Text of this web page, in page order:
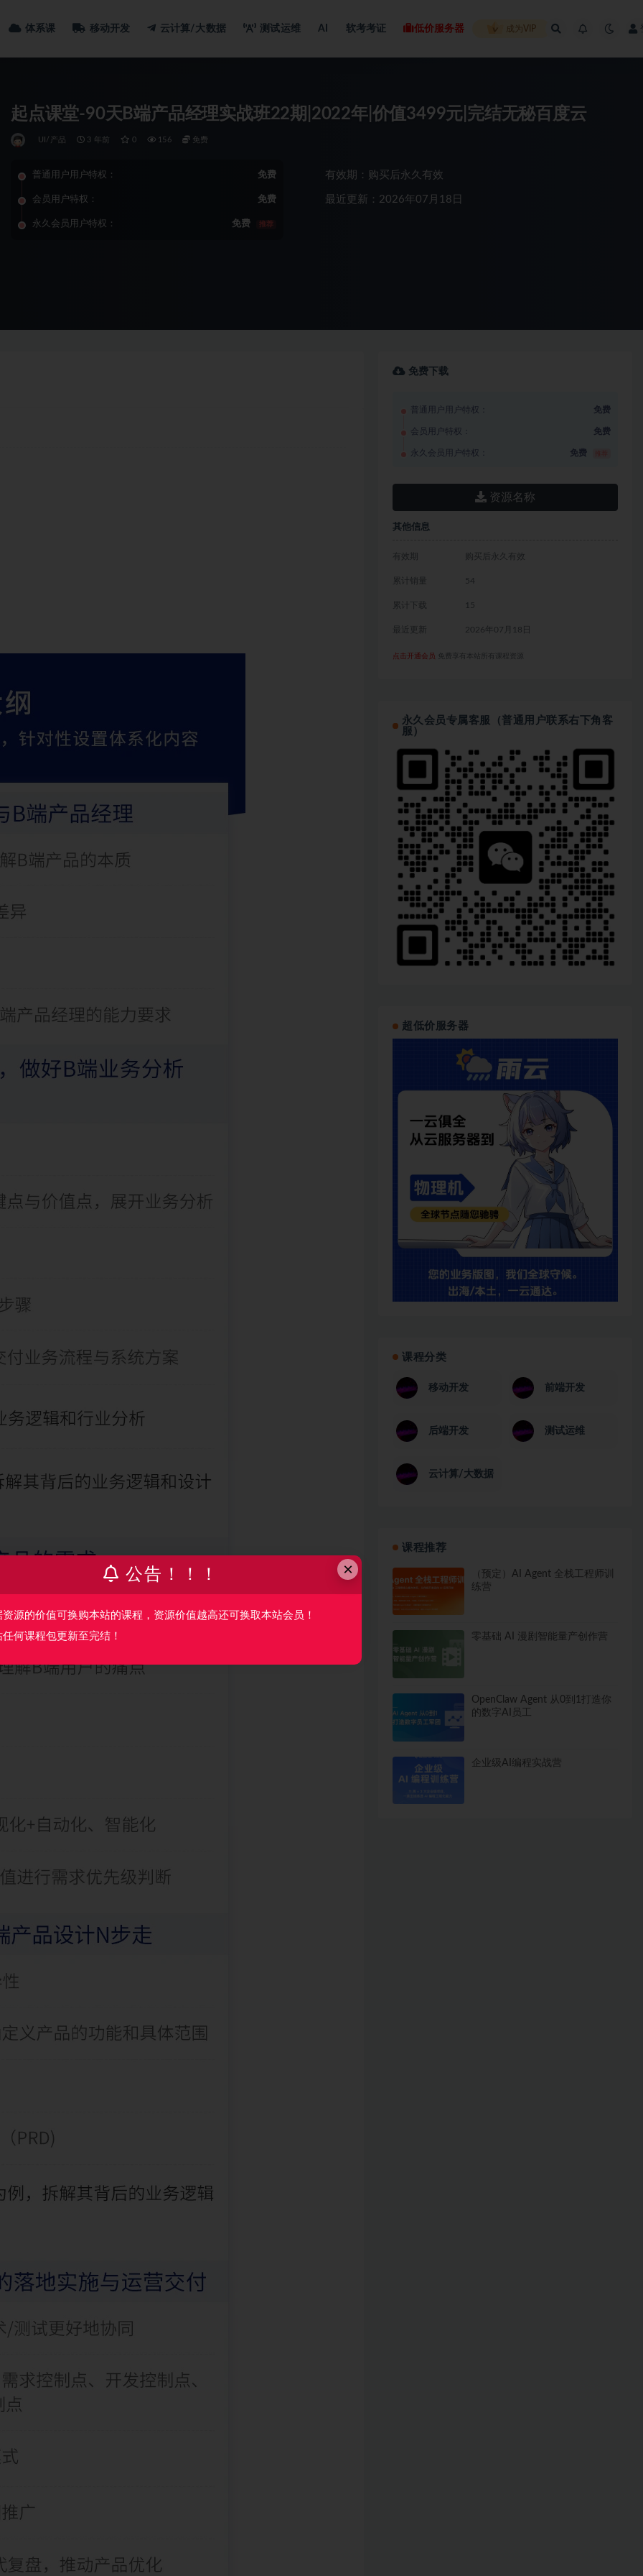
体系课 移动开发 云计算/大数据 测试运维 AI 软考考证 低价服务器 成为VIP
起点课堂-90天B端产品经理实战班22期|2022年|价值3499元|完结无秘百度云
UI/产品 3 年前 0 156 免费
普通用户用户特权： 免费
会员用户特权： 免费
永久会员用户特权： 免费 推荐
有效期：购买后永久有效
最近更新：2026年07月18日
免费下载
普通用户用户特权： 免费
会员用户特权： 免费
永久会员用户特权： 免费
资源名称
其他信息
有效期 购买后永久有效
累计销量 54
累计下载 15
最近更新 2026年07月18日
点击开通会员 免费享有本站所有课程资源
永久会员专属客服（普通用户联系右下角客
服）
超低价服务器
课程分类
移动开发 前端开发
后端开发 测试运维
云计算/大数据
课程推荐
（预定）AI Agent 全栈工程师训
练营
零基础 AI 漫剧智能量产创作营
OpenClaw Agent 从0到1打造你
的数字AI员工
企业级AI编程实战营
×
公告！！！
资源的价值可换购本站的课程，资源价值越高还可换取本站会员！
任何课程包更新至完结！